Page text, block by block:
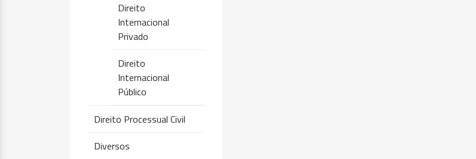
Direito
Internacional
Privado
Direito
Internacional
Público
Direito Processual Civil
Diversos